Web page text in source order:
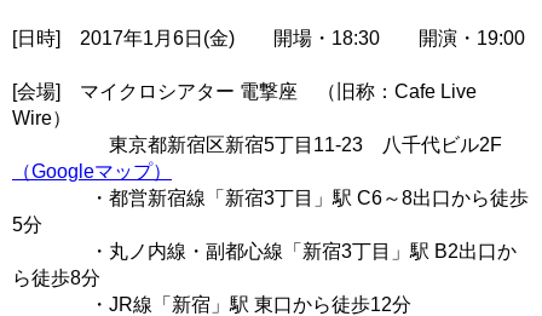
[日時] 2017年1月6日(金) 開場・18:30 開演・19:00
[会場] マイクロシアター 電撃座 （旧称：Cafe Live
Wire）
東京都新宿区新宿5丁目11-23 八千代ビル2F
（Googleマップ）
・都営新宿線「新宿3丁目」駅 C6～8出口から徒歩
5分
・丸ノ内線・副都心線「新宿3丁目」駅 B2出口か
ら徒歩8分
・JR線「新宿」駅 東口から徒歩12分